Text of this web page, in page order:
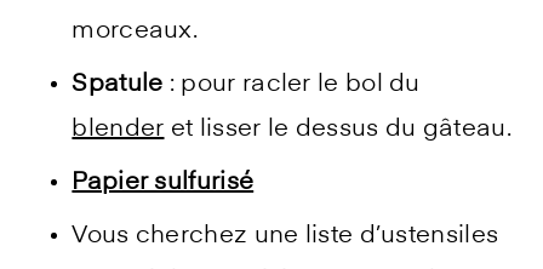
morceaux.
Spatule : pour racler le bol du
blender et lisser le dessus du gâteau.
Papier sulfurisé
Vous cherchez une liste d’ustensiles